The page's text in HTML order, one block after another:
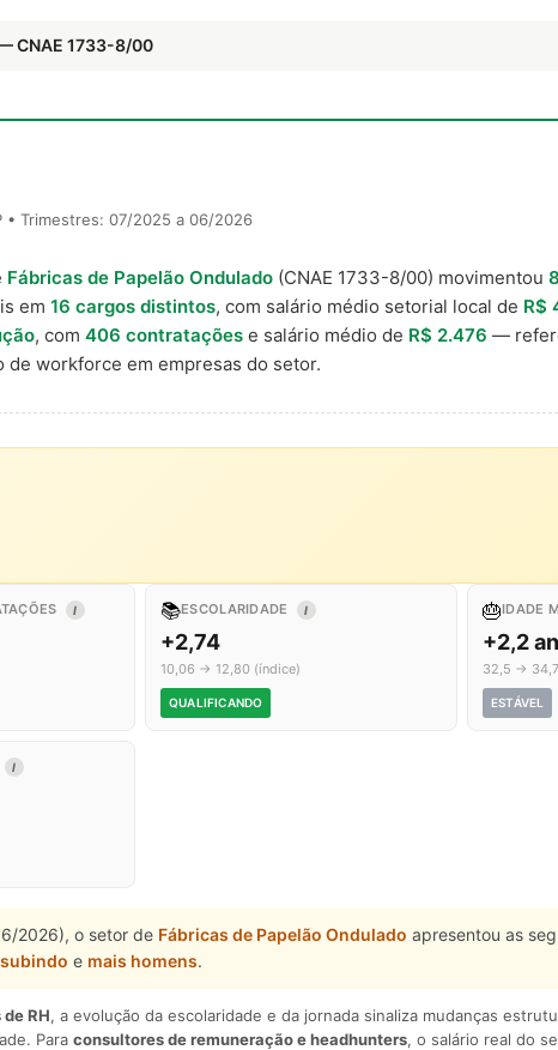
CNAE 1733-8/00
• Trimestres: 07/2025 a 06/2026
Fábricas de Papelão Ondulado (CNAE 1733-8/00) movimentou
em 16 cargos distintos, com salário médio setorial local de R$
, com 406 contratações e salário médio de R$ 2.476 —
workforce em empresas do setor.
I 📚ESCOLARIDADE I
+2,74
10,06 → 12,80 (índice)
QUALIFICANDO
🎂IDADE
+2,2
32,5 →
ESTÁVEL
I
2026), o setor de Fábricas de Papelão Ondulado apresentou as
e mais homens.
RH, a evolução da escolaridade e da jornada sinaliza mudanças
Para consultores de remuneração e headhunters, o salário real do